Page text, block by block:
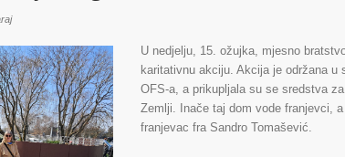
U nedjelju, 15. ožujka, mjesno
karitativnu akciju. Akcija je održana
OFS-a, a prikupljala su se sredstva
Zemlji. Inače taj dom vode franjevci,
franjevac fra Sandro Tomašević.